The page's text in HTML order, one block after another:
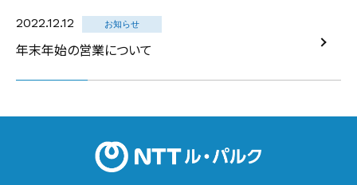
2022.12.12 お知らせ
年末年始の営業について